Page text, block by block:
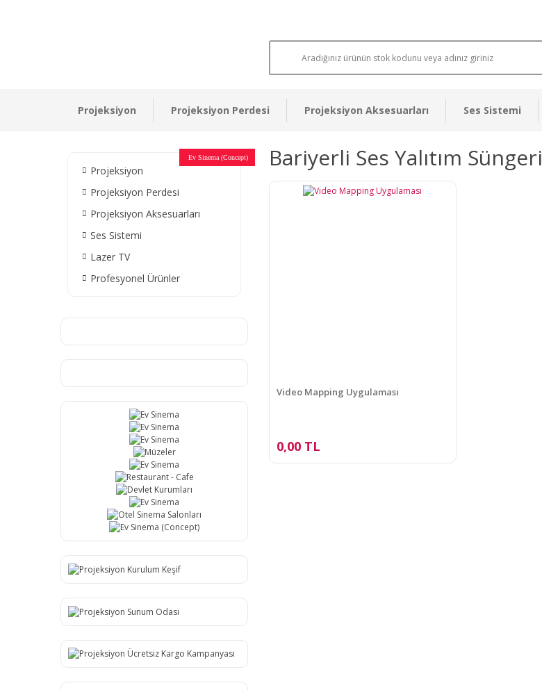
Projeksiyon Projeksiyon Perdesi Projeksiyon Aksesuarları Ses Sistemi
Projeksiyon
Projeksiyon Perdesi
Projeksiyon Aksesuarları
Ses Sistemi
Lazer TV
Profesyonel Ürünler
Ev Sinema
Ev Sinema
Ev Sinema
Müzeler
Ev Sinema
Restaurant - Cafe
Devlet Kurumları
Ev Sinema
Otel Sinema Salonları
Ev Sinema (Concept) Bariyerli Ses Yalıtım Süngeri
Video Mapping Uygulaması
0,00 TL